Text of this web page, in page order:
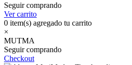
Seguir comprando
Ver carrito
0 item(s) agregado tu carrito
×
MUTMA
Seguir comprando
Checkout